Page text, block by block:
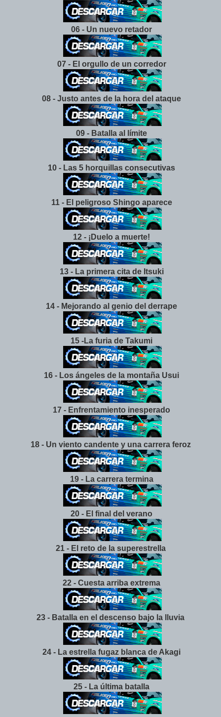
06 - Un nuevo retador
07 - El orgullo de un corredor
08 - Justo antes de la hora del ataque
09 - Batalla al límite
10 - Las 5 horquillas consecutivas
11 - El peligroso Shingo aparece
12 - ¡Duelo a muerte!
13 - La primera cita de Itsuki
14 - Mejorando al genio del derrape
15 -La furia de Takumi
16 - Los ángeles de la montaña Usui
17 - Enfrentamiento inesperado
18 - Un viento candente y una carrera feroz
19 - La carrera termina
20 - El final del verano
21 - El reto de la superestrella
22 - Cuesta arriba extrema
23 - Batalla en el descenso bajo la lluvia
24 - La estrella fugaz blanca de Akagi
25 - La última batalla